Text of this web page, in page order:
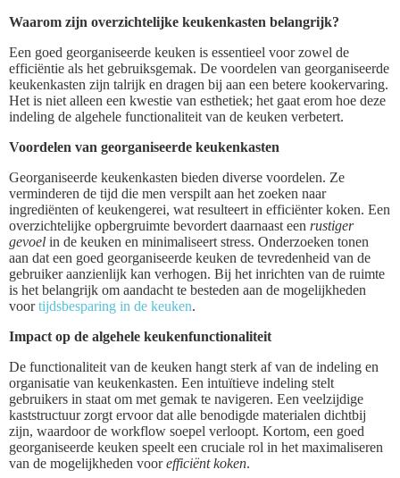
Waarom zijn overzichtelijke keukenkasten belangrijk?
Een goed georganiseerde keuken is essentieel voor zowel de
efficiëntie als het gebruiksgemak. De voordelen van georganiseerde
keukenkasten zijn talrijk en dragen bij aan een betere kookervaring.
Het is niet alleen een kwestie van esthetiek; het gaat erom hoe deze
indeling de algehele functionaliteit van de keuken verbetert.
Voordelen van georganiseerde keukenkasten
Georganiseerde keukenkasten bieden diverse voordelen. Ze
verminderen de tijd die men verspilt aan het zoeken naar
ingrediënten of keukengerei, wat resulteert in efficiënter koken. Een
overzichtelijke opbergruimte bevordert daarnaast een rustiger
gevoel in de keuken en minimaliseert stress. Onderzoeken tonen
aan dat een goed georganiseerde keuken de tevredenheid van de
gebruiker aanzienlijk kan verhogen. Bij het inrichten van de ruimte
is het belangrijk om aandacht te besteden aan de mogelijkheden
voortijdsbesparing in de keuken.
Impact op de algehele keukenfunctionaliteit
De functionaliteit van de keuken hangt sterk af van de indeling en
organisatie van keukenkasten. Een intuïtieve indeling stelt
gebruikers in staat om met gemak te navigeren. Een veelzijdige
kaststructuur zorgt ervoor dat alle benodigde materialen dichtbij
zijn, waardoor de workflow soepel verloopt. Kortom, een goed
georganiseerde keuken speelt een cruciale rol in het maximaliseren
van de mogelijkheden voorefficiënt koken.